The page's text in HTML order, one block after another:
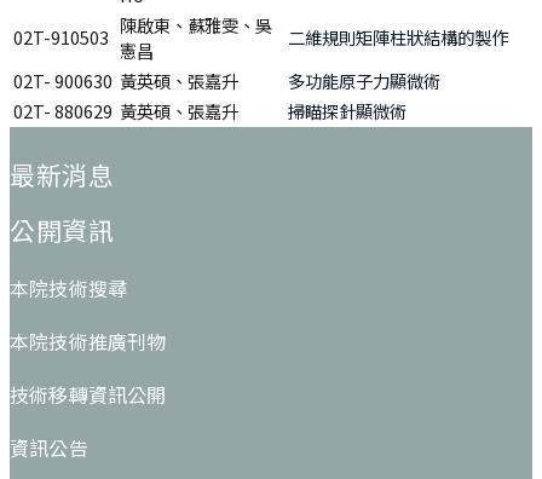
02T-910503 陳啟東、蘇雅雯、吳
憲昌
二維規則矩陣柱狀結構的製作
02T- 900630 黃英碩、張嘉升
多功能原子力顯微術
02T- 880629 黃英碩、張嘉升
掃瞄探針顯微術
最新消息
公開資訊
本院技術搜尋
本院技術推廣刊物
技術移轉資訊公開
資訊公告